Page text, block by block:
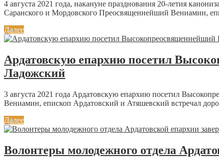
4 августа 2021 года, накануне празднования 20-летия
Саранского и Мордовского Преосвященнейший Вениамин,
Далее
Ардатовскую епархию посетил
Ладожский
3 августа 2021 года Ардатовскую епархию посетил
Вениамин, епископ Ардатовский и Атяшевский встречал
Далее
Волонтеры молодежного отдела